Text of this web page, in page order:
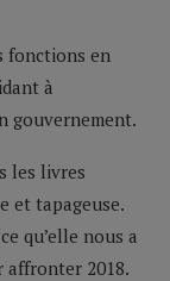
fonctions en
à
gouvernement.
les livres
et tapageuse.
qu’elle nous a
affronter 2018.